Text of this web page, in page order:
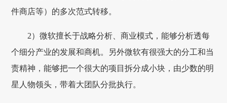
件商店等）的多次范式转移。
2）微软擅长于战略分析、商业模式，能够分析透每
个细分产业的发展和商机。另外微软有很强大的分工和当
责精神，能够把一个很大的项目拆分成小块，由少数的明
星人物领头，带着大团队分批执行。